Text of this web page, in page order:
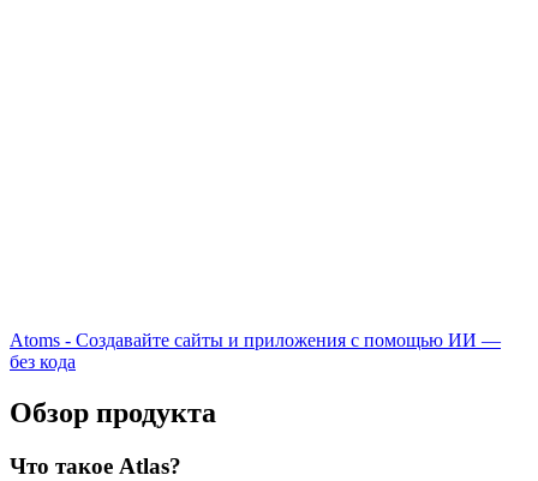
Atoms - Создавайте сайты и приложения с помощью ИИ —
без кода
Обзор продукта
Что такое Atlas?